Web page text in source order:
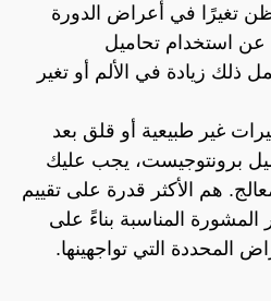
تغيرًا في أعراض الدورة
عن استخدام تحاميل
ذلك زيادة في الألم أو تغير
غير طبيعية أو قلق بعد
برونتوجيست، يجب عليك
هم الأكثر قدرة على تقييم
المشورة المناسبة بناءً على
المحددة التي تواجهينها.